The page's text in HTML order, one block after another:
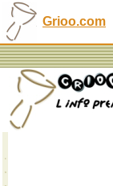
Grioo.com